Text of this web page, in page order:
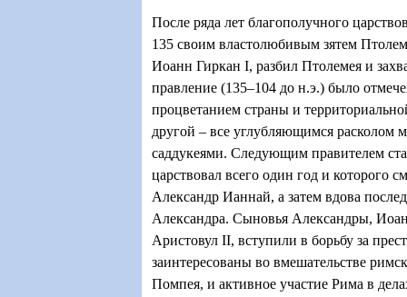
После ряда лет благополучного
135 своим властолюбивым зятем
Иоанн Гиркан I, разбил Птолемея и
правление (135–104 до н.э.) было
процветанием страны и
другой – все углубляющимся расколом
саддукеями. Следующим правителем
царствовал всего один год и которого
Александр Ианнай, а затем вдова
Александра. Сыновья Александры,
Аристовул II, вступили в борьбу за
заинтересованы во вмешательстве
Помпея, и активное участие Рима в